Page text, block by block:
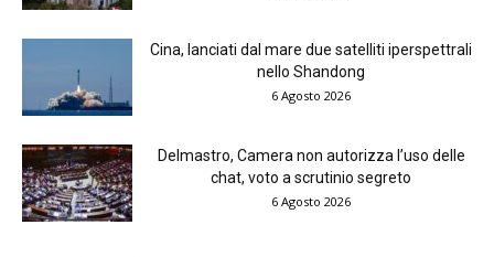
Cina, lanciati dal mare due satelliti iperspettrali
nello Shandong
6 Agosto 2026
Delmastro, Camera non autorizza l’uso delle
chat, voto a scrutinio segreto
6 Agosto 2026